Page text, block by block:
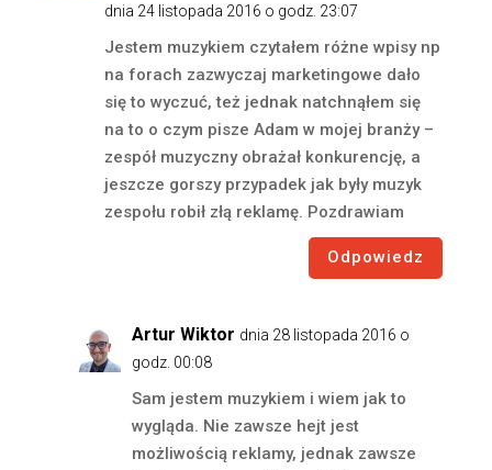
dnia 24 listopada 2016 o godz. 23:07
Jestem muzykiem czytałem różne wpisy np
na forach zazwyczaj marketingowe dało
się to wyczuć, też jednak natchnąłem się
na to o czym pisze Adam w mojej branży –
zespół muzyczny obrażał konkurencję, a
jeszcze gorszy przypadek jak były muzyk
zespołu robił złą reklamę. Pozdrawiam
Odpowiedz
Artur Wiktor dnia 28 listopada 2016 o
godz. 00:08
Sam jestem muzykiem i wiem jak to
wygląda. Nie zawsze hejt jest
możliwością reklamy, jednak zawsze